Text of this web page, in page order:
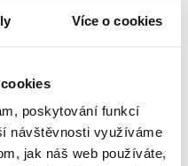
Více o cookies
poskytování funkcí
návštěvnosti využíváme
jak náš web používáte,